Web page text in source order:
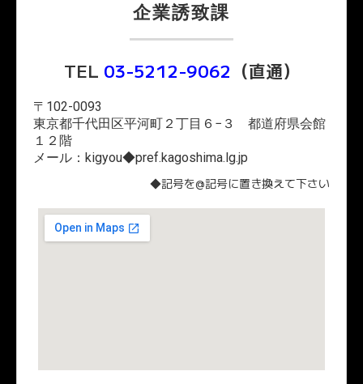
企業誘致課
TEL 03-5212-9062 （直通）
〒102-0093
東京都千代田区平河町２丁目６−３ 都道府県会館
１２階
メール：kigyou◆pref.kagoshima.lg.jp
◆記号を@記号に置き換えて下さい